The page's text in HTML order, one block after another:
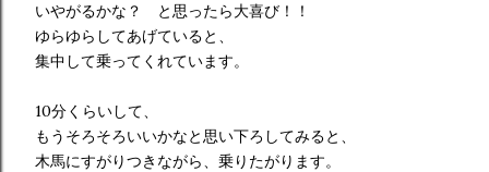
いやがるかな？ と思ったら大喜び！！
ゆらゆらしてあげていると、
集中して乗ってくれています。
10分くらいして、
もうそろそろいいかなと思い下ろしてみると、
木馬にすがりつきながら、乗りたがります。